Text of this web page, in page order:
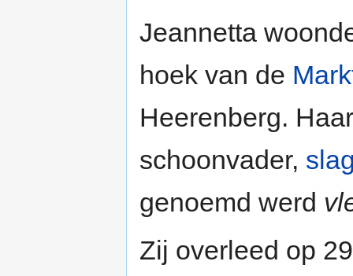
Jeannetta
hoek van de
Heerenberg.
schoonvader,
genoemd werd
Zij overleed op